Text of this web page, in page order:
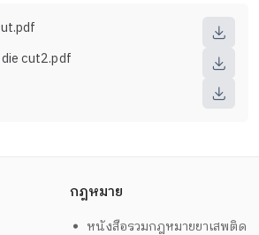
cut2.pdf
กฎหมาย
หนังสือรวมกฎหมายยาเสพติด